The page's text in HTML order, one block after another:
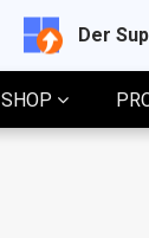
Der
SHOP